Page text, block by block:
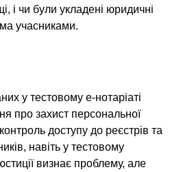
і чи були укладені юридичні
учасниками.
у тестовому е-нотаріаті
про захист персональної
доступу до реєстрів та
навіть у тестовому
визнає проблему, але